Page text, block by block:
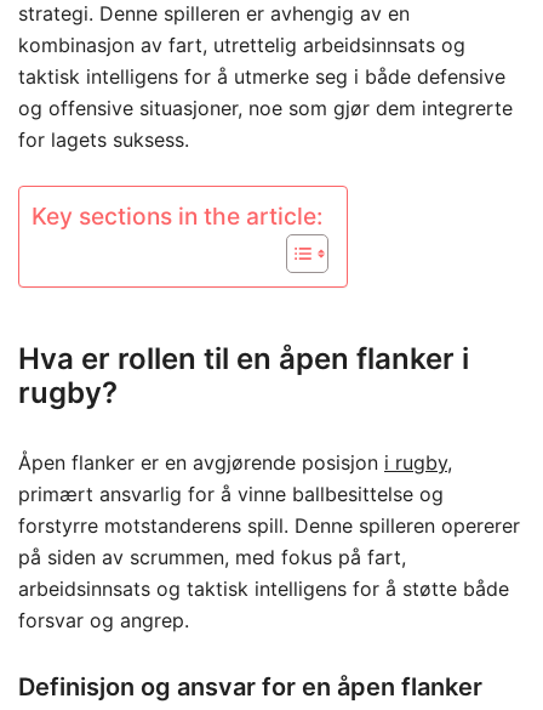
strategi. Denne spilleren er avhengig av en
kombinasjon av fart, utrettelig arbeidsinnsats og
taktisk intelligens for å utmerke seg i både defensive
og offensive situasjoner, noe som gjør dem integrerte
for lagets suksess.
Key sections in the article:
Hva er rollen til en åpen flanker i
rugby?
Åpen flanker er en avgjørende posisjon i rugby,
primært ansvarlig for å vinne ballbesittelse og
forstyrre motstanderens spill. Denne spilleren opererer
på siden av scrummen, med fokus på fart,
arbeidsinnsats og taktisk intelligens for å støtte både
forsvar og angrep.
Definisjon og ansvar for en åpen flanker